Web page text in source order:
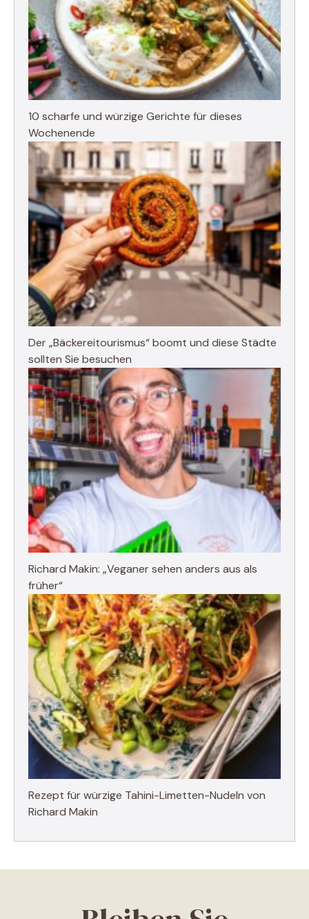
10 scharfe und würzige Gerichte für dieses
Wochenende
Der „Bäckereitourismus“ boomt und diese Städte
sollten Sie besuchen
Richard Makin: „Veganer sehen anders aus als
früher“
Rezept für würzige Tahini-Limetten-Nudeln von
Richard Makin